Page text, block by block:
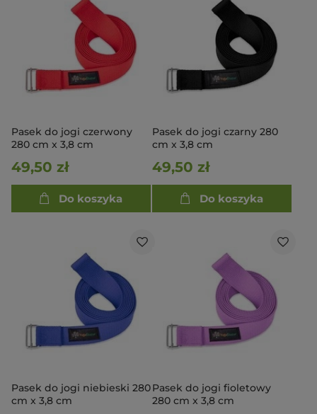
Pasek do jogi czerwony
280 cm x 3,8 cm
49,50 zł
Do koszyka
Pasek do jogi czarny 280
cm x 3,8 cm
49,50 zł
Do koszyka
Pasek do jogi niebieski 280
cm x 3,8 cm
Pasek do jogi fioletowy
280 cm x 3,8 cm